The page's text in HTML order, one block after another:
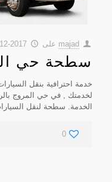
majad على 2017-12-31
سطحة حي
خدمة احترافية بنقل
الخدمة. سطحة لنقل
0